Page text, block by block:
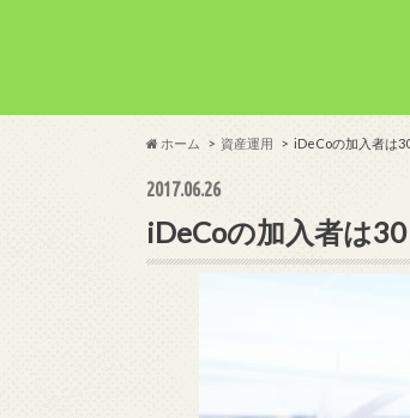
ホーム 資産運用 iDeCoの加入者は
2017.06.26
iDeCoの加入者は